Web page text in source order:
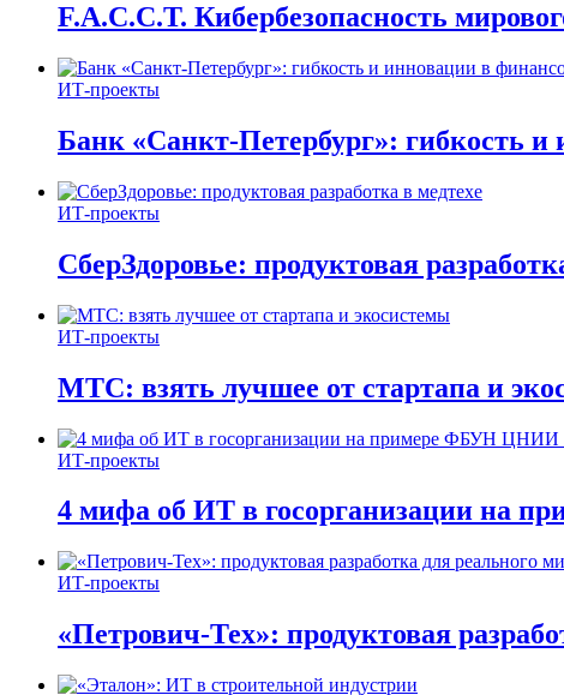
F.A.C.C.T. Кибербезопасность
ИТ-проекты
Банк «Санкт-Петербург»: гибкость
ИТ-проекты
СберЗдоровье: продуктовая
ИТ-проекты
МТС: взять лучшее от стартапа и
ИТ-проекты
4 мифа об ИТ в госорганизации на
ИТ-проекты
«Петрович-Тех»: продуктовая